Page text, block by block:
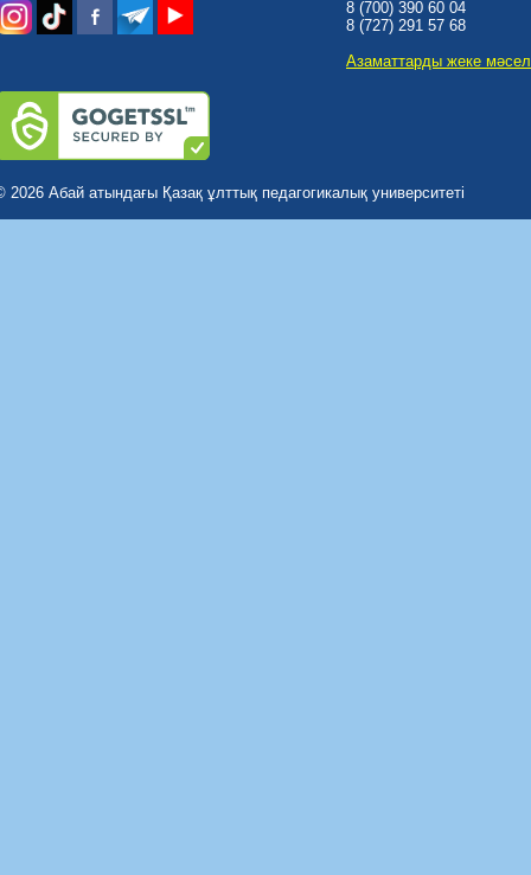
8 (700) 390 60 04
8 (727) 291 57 68
Азаматтарды жеке
2026 Абай атындағы Қазақ ұлттық педагогикалық университеті